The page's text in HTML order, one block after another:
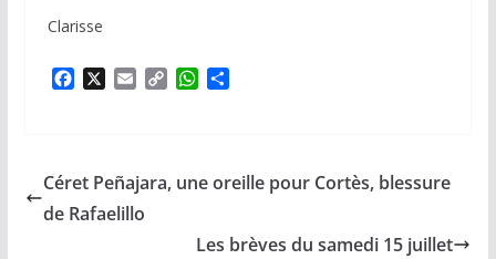
Clarisse
o
o
i
W
A
p
g
r
Céret Peñajara, une oreille pour Cortès, blessure
de Rafaelillo
Les brèves du samedi 15 juillet